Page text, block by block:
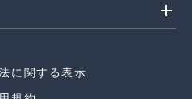
add
に関する表示